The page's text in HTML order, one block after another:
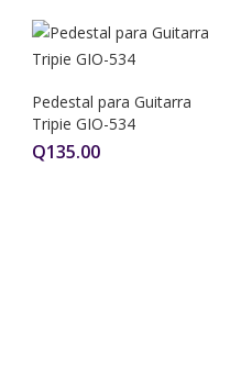
Pedestal para Guitarra
Tripie GIO-534
Q135.00